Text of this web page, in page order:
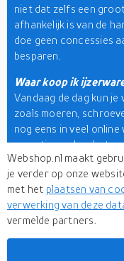
niet dat zelfs een
afhankelijk is van de
doe geen concessies
besparen.
Waar koop ik
Vandaag de dag kun
zoals moeren,
nog eens in veel
en opties maken het
miljoenen sites en
niet meer te doen met
productzoekmachine
prijzen vergelijken en
uw favoriete online
dan 500 online
Webshop.nl maakt
je verder op onze
met het plaatsen van
verwerking van deze
vermelde partners.